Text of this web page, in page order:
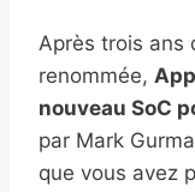
Après trois ans
renommée,
nouveau SoC
par Mark
que vous avez